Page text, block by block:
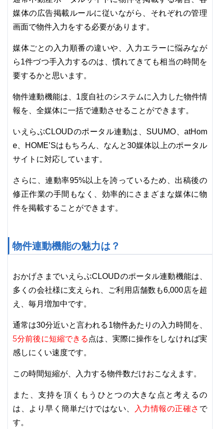
媒体の広告掲載ルールに従いながら、それぞれの管理
画面で物件入力をする必要があります。
媒体ごとの入力順番の違いや、入力エラーに悩みなが
ら1件づつ手入力するのは、慣れてきても相当の時間を
要するかと思います。
物件連動機能は、1度自社のシステムに入力した物件情
報を、全媒体に一括で連動させることができます。
いえらぶCLOUDのポータル連動は、SUUMO、atHom
e、HOME’Sはもちろん、なんと30媒体以上のポータル
サイトに対応しています。
さらに、連動率95%以上を誇っているため、出稿後の
修正作業の手間もなく、効率的にさまざまな媒体に物
件を掲載することができます。
物件連動機能の魅力は？
おかげさまでいえらぶCLOUDのポータル連動機能は、
多くの会社様に支えられ、ご利用店舗数も6,000店を超
え、毎月増加中です。
通常は30分近いと言われる1物件あたりの入力時間を、
5分前後に短縮できる 点は、実際に操作をしなければ実
感しにくい速度です。
この時間短縮が、入力する物件数だけおこなえます。
また、支持を頂くもうひとつの大きな点と考えるの
は、より早く簡単だけではない、
入力情報の正確さ で
す。